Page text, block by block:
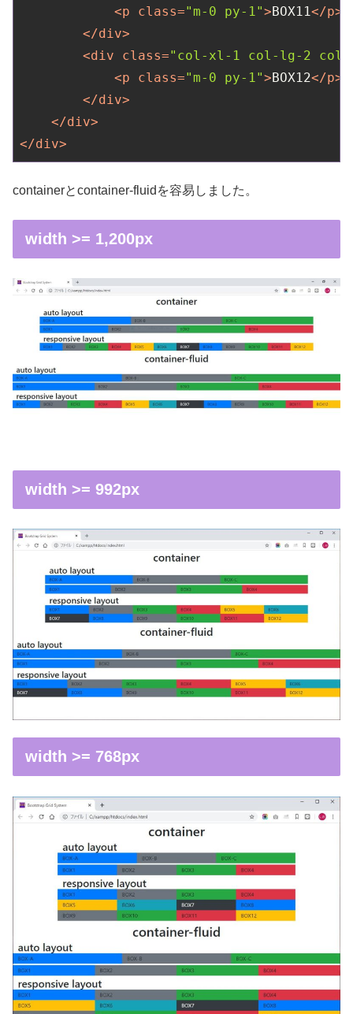
<p class="m-0 py-1">BOX11</p>
</div>
<div class="col-xl-1 col-lg-2 col-
<p class="m-0 py-1">BOX12</p>
</div>
</div>
</div>
containerとcontainer-fluidを容易しました。
width >= 1,200px
width >= 992px
width >= 768px